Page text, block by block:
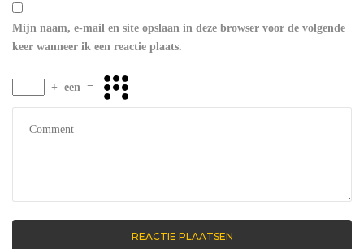
Mijn naam, e-mail en site opslaan in deze browser voor de volgende
keer wanneer ik een reactie plaats.
+ een =